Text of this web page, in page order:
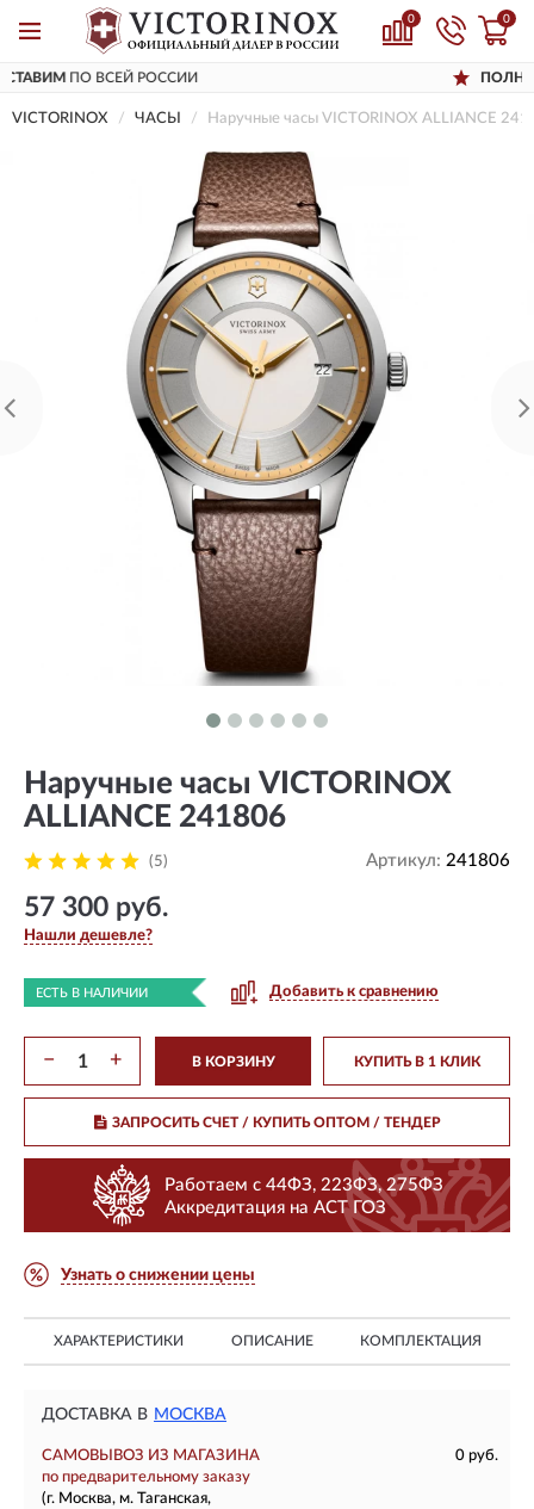
0 0
АССОРТИМЕНТ
VICTORINOX ЧАСЫ Наручные часы VICTORINOX ALLIANCE
Наручные часы VICTORINOX
ALLIANCE 241806
(5) Артикул: 241806
57 300 руб.
Нашли дешевле?
ЕСТЬ В НАЛИЧИИ Добавить к сравнению
− + В КОРЗИНУ КУПИТЬ В 1 КЛИК
ЗАПРОСИТЬ СЧЕТ / КУПИТЬ ОПТОМ/ ТЕНДЕР
Работаем с 44ФЗ, 223ФЗ, 275ФЗ
Аккредитация на АСТ ГОЗ
Узнать о снижении цены
ХАРАКТЕРИСТИКИ ОПИСАНИЕ КОМПЛЕКТАЦИЯ
ДОСТАВКА В МОСКВА
САМОВЫВОЗ ИЗ МАГАЗИНА
0 руб.
по предварительному заказу
(г. Москва, м. Таганская,